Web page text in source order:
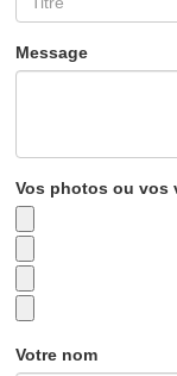
Message
Vos photos ou vos
Votre nom